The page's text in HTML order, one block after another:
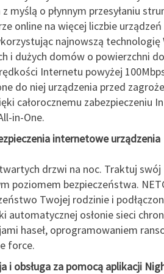
myślą o płynnym przesyłaniu
online na więcej liczbie
najnowszą technologię
i dużych domów o powierzchni
Internetu powyżej
do niej urządzenia przed
całorocznemu zabezpieczeniu
in-One.
internetowe urządzenia
drzwi na noc. Traktuj
poziomem bezpieczeństwa.
Twojej rodzinie i
automatycznej osłonie sieci
haseł, oprogramowaniem
force.
i obsługa za pomocą aplikacji